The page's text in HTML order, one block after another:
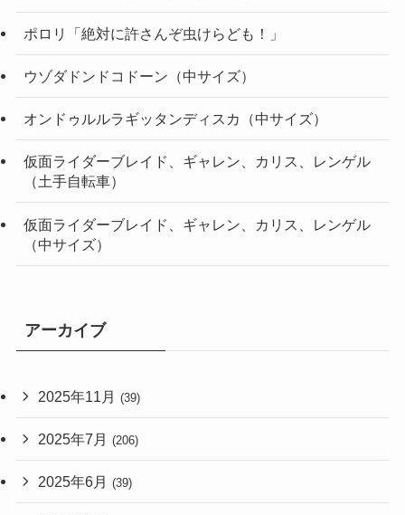
ポロリ「絶対に許さんぞ虫けらども！」
ウゾダドンドコドーン（中サイズ）
オンドゥルルラギッタンディスカ（中サイズ）
仮面ライダーブレイド、ギャレン、カリス、レンゲル
（土手自転車）
仮面ライダーブレイド、ギャレン、カリス、レンゲル
（中サイズ）
アーカイブ
2025年11月 (39)
2025年7月 (206)
2025年6月 (39)